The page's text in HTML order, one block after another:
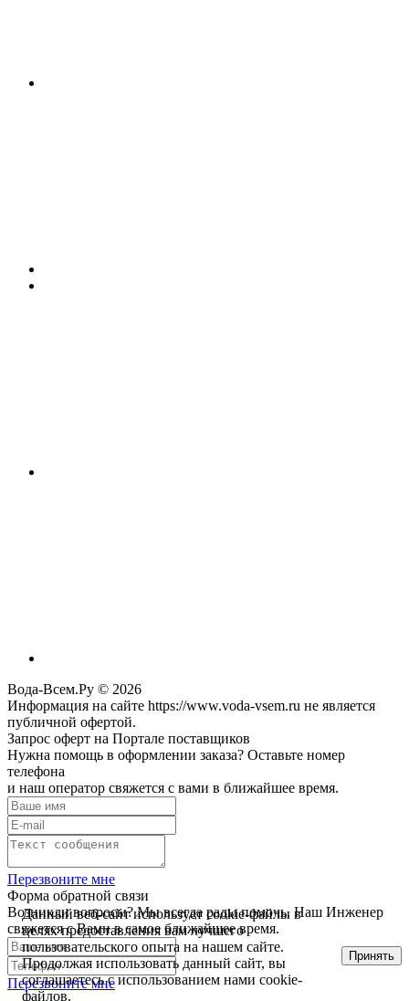
Вода-Всем.Ру © 2026
Информация на сайте https://www.voda-vsem.ru не является
публичной офертой.
Запрос оферт на Портале поставщиков
Нужна помощь в оформлении заказа? Оставьте номер
телефона
и наш оператор свяжется с вами в ближайшее время.
Перезвоните мне
Форма обратной связи
Возникли вопросы? Мы всегда рады помочь. Наш Инженер
свяжется с Вами в самое ближайшее время.
Перезвоните мне
Данный веб-сайт использует cookie-файлы в
целях предоставления вам лучшего
пользовательского опыта на нашем сайте.
Продолжая использовать данный сайт, вы
соглашаетесь с использованием нами cookie-
файлов.
Принять